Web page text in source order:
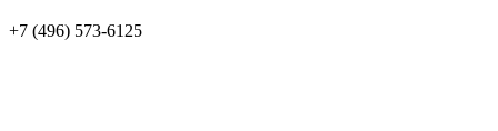
+7 (496) 573-6125